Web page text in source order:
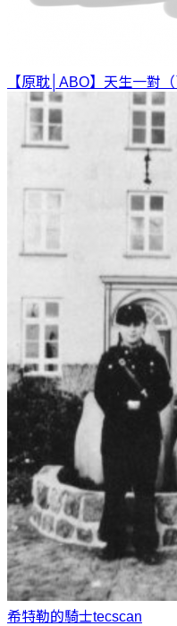
【原耽│ABO】天生一對（
希特勒的騎士tecscan